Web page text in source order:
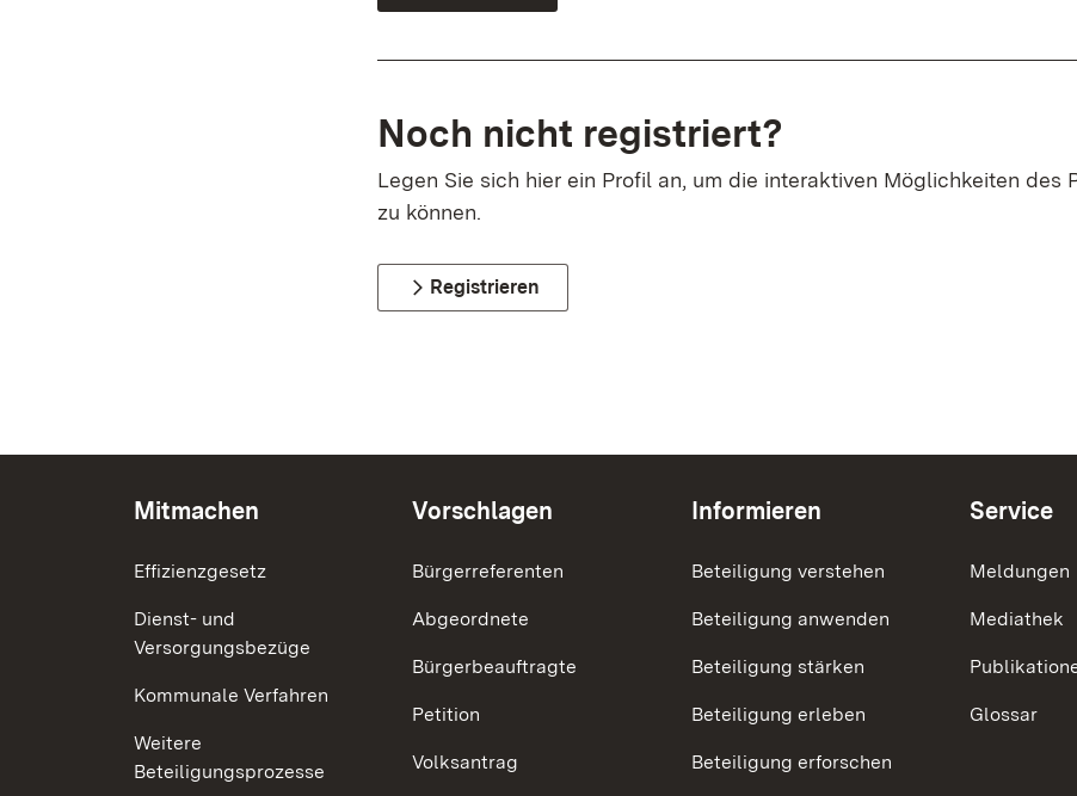
Noch nicht registriert?
Legen Sie sich hier ein Profil an, um die interaktiven Möglichkeiten des
zu können.
Registrieren
Mitmachen
Effizienzgesetz
Dienst- und
Versorgungsbezüge
Kommunale Verfahren
Weitere
Beteiligungsprozesse
Vorschlagen
Bürgerreferenten
Abgeordnete
Bürgerbeauftragte
Petition
Volksantrag
Informieren
Beteiligung verstehen
Beteiligung anwenden
Beteiligung stärken
Beteiligung erleben
Beteiligung erforschen
Service
Meldungen
Mediathek
Glossar